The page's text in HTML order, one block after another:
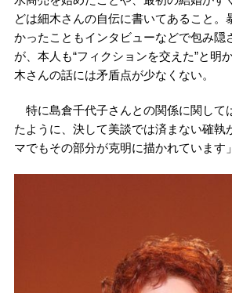
どは細木さんの自伝に書いてあること。
かったこともインタビューなどで包み隠
が、本人も“フィクションを交えた”と明
木さんの話には矛盾点が少なくない。
特に島倉千代子さんとの関係に関して
たように、決して美談では済まない確執
マでもその部分が克明に描かれています